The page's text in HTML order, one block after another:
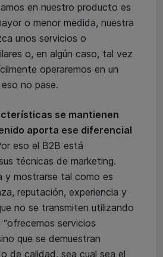
en nuestro producto es
o menor medida, nuestra
unos servicios o
o, en algún caso, tal vez
operaremos en un
no pase.
se mantienen
aporta ese diferencial
eso el B2B está
técnicas de marketing.
y mostrarse tal como es
reputación, experiencia y
no se transmiten utilizando
servicios
que se demuestran
de calidad, sea cual sea el